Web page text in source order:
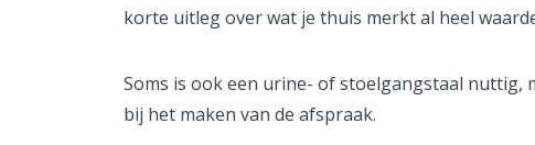
korte uitleg over wat je thuis merkt al heel
Soms is ook een urine- of stoelgangstaal nuttig,
bij het maken van de afspraak.